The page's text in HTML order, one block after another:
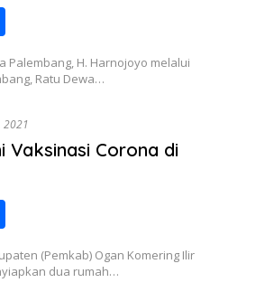
S
h
ar
Palembang, H. Harnojoyo melalui
Ratu Dewa…
2021
Vaksinasi Corona di
S
h
ar (Pemkab) Ogan Komering Ilir
dua rumah…